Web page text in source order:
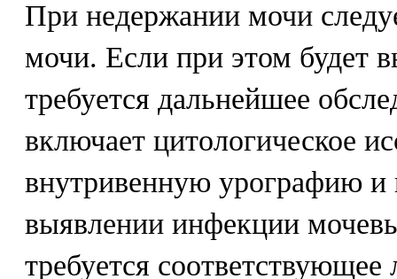
При недержании мочи
мочи. Если при этом будет
требуется дальнейшее
включает цитологическое
внутривенную урографию
выявлении инфекции
требуется соответствующее